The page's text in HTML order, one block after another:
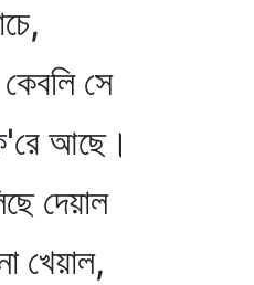
সে
আছে।
দেয়াল
খেয়াল,